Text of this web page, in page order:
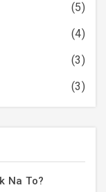
(5)
(4)
(3)
(3)
Na To?